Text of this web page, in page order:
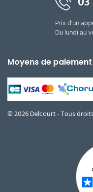
Prix d'un
Du lundi au
Moyens de paiement
© 2026 Delcourt - Tous